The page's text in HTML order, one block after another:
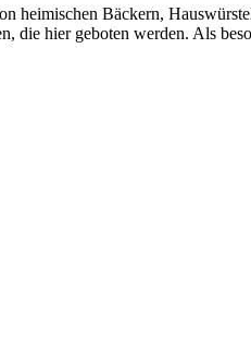
heimischen Bäckern,
die hier geboten werden. Als